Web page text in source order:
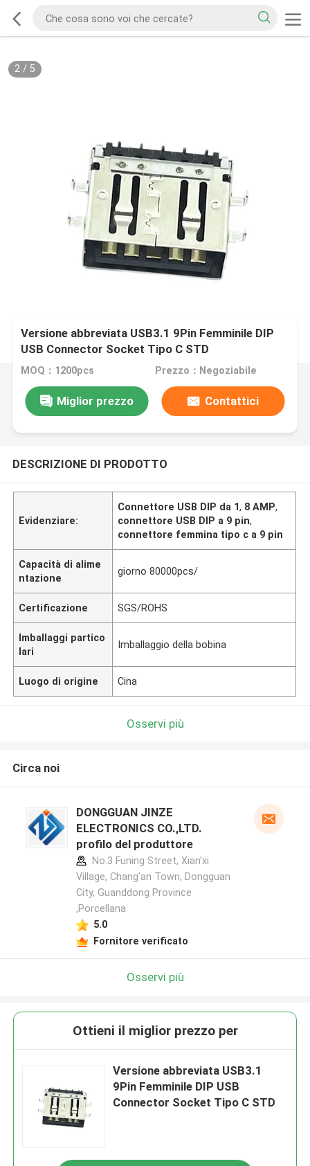
2/ 5
Versione abbreviata USB3.1 9Pin Femminile DIP
USB Connector Socket Tipo C STD
MOQ：1200pcs Prezzo：Negoziabile
Miglior prezzo Contattici
DESCRIZIONE DI PRODOTTO
Evidenziare:
Connettore USB DIP da 1, 8 AMP,
connettore USB DIP a 9 pin,
connettore femmina tipo c a 9 pin
Capacità di alime
ntazione
giorno 80000pcs/
Certificazione SGS/ROHS
Imballaggi partico
lari
Imballaggio della bobina
Luogo di origine Cina
Osservi più
Circa noi
DONGGUAN JINZE
ELECTRONICS CO.,LTD.
profilo del produttore
No.3 Funing Street, Xian'xi
Village, Chang'an Town, Dongguan
City, Guanddong Province
,Porcellana
5.0
Fornitore verificato
Osservi più
Ottieni il miglior prezzo per
Versione abbreviata USB3.1
9Pin Femminile DIP USB
Connector Socket Tipo C STD